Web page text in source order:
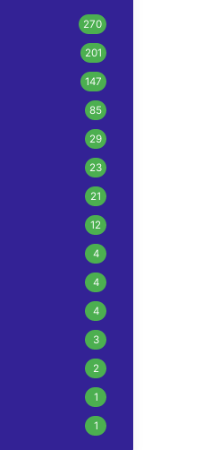
270
201
147
85
29
23
21
12
4
4
4
3
2
1
1